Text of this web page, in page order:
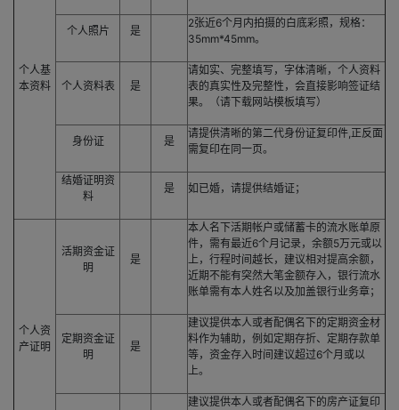
个人基
本资料
个人照片 是
2张近6个月内拍摄的白底彩照，规格：
35mm*45mm。
个人资料表 是
请如实、完整填写，字体清晰，个人资料
表的真实性及完整性，会直接影响签证结
果。（请下载网站模板填写）
身份证 是
请提供清晰的第二代身份证复印件,正反面
需复印在同一页。
结婚证明资
料
是 如已婚，请提供结婚证；
个人资
产证明
活期资金证
明
是
本人名下活期帐户或储蓄卡的流水账单原
件，需有最近6个月记录，余额5万元或以
上，行程时间越长，建议相对提高余额，
近期不能有突然大笔金额存入，银行流水
账单需有本人姓名以及加盖银行业务章；
定期资金证
明
是
建议提供本人或者配偶名下的定期资金材
料作为辅助，例如定期存折、定期存款单
等，资金存入时间建议超过6个月或以
上。
建议提供本人或者配偶名下的房产证复印